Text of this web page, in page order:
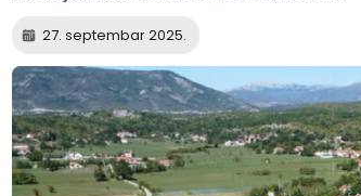
27. septembar 2025.